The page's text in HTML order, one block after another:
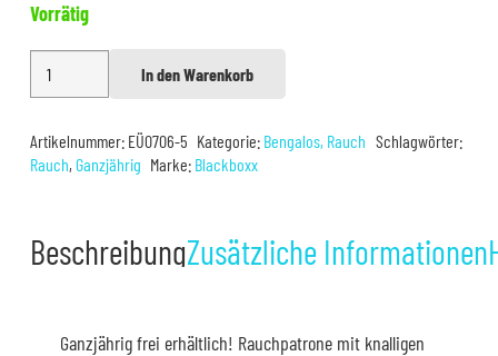
Vorrätig
Blackboxx
Rauchfackel
Lila
In den Warenkorb
Alternative:
Artikelnummer: EÜ0706-5 Kategorie: Bengalos, Rauch Schlagwörter:
Rauch, Ganzjährig Marke: Blackboxx
BeschreibungZusätzliche Informationen
Ganzjährig frei erhältlich! Rauchpatrone mit knalligen